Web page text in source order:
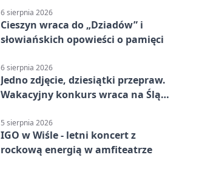
6 sierpnia 2026
Cieszyn wraca do „Dziadów” i
słowiańskich opowieści o pamięci
6 sierpnia 2026
Jedno zdjęcie, dziesiątki przepraw.
Wakacyjny konkurs wraca na Śląsk
5 sierpnia 2026
IGO w Wiśle - letni koncert z
rockową energią w amfiteatrze